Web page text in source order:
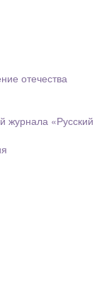
отечества
журнала «Русский